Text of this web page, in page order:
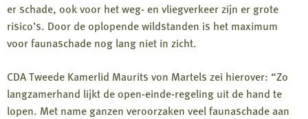
er schade, ook voor het weg- en vliegverkeer zijn er grote
risico’s. Door de oplopende wildstanden is het maximum
voor faunaschade nog lang niet in zicht.
CDA Tweede Kamerlid Maurits von Martels zei hierover: “Zo
langzamerhand lijkt de open-einde-regeling uit de hand te
lopen. Met name ganzen veroorzaken veel faunaschade aan